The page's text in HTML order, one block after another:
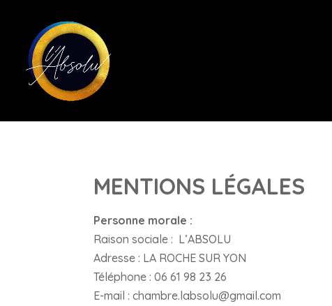
MENTIONS LÉGALES
Personne morale :
Raison sociale : L’ABSOLU
Adresse : LA ROCHE SUR YON
Téléphone : 06 61 98 23 26
E-mail : chambre.labsolu@gmail.com